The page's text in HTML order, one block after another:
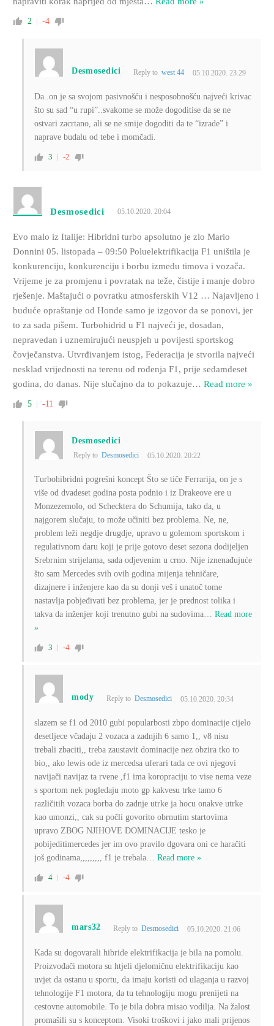
2 -4
Desmosedici Reply to west 44 05.10.2020. 23:29
Da..on je sa svojom pasivnošću i nesposobnošću najveći krivac
što su sad “u rupi”..svakome se može dogoditise da se ne
ostvari zacrtano, ali se ne smije dogoditi da te “izrade” i
naprave budalu od tebe i momčadi.
3 -2
Desmosedici 05.10.2020. 20:04
Evo malo iz Italije: Hibridni turbo apsolutno je zlo Mario
Donnini 05. listopada – 09:50 Poluelektrifikacija F1 uništila je
konkurenciju, konkurenciju i borbu između timova i vozača.
Vrijeme je za promjenu i povratak na teže, čistije i manje dobro
rješenje. Maštajući o povratku atmosferskih V12 … Najavljeno i
buduće opraštanje od Honde samo je izgovor da se ponovi, jer
to za sada pišem. Turbohidrid u F1 najveći je, dosadan,
nepravedan i uznemirujući neuspjeh u povijesti sportskog
čovječanstva. Utvrđivanjem istog, Federacija je stvorila najveći
nesklad vrijednosti na terenu od rođenja F1, prije sedamdeset
godina, do danas. Nije slučajno da to pokazuje… Read more »
5 -11
Desmosedici
Reply to Desmosedici 05.10.2020. 20:22
Turbohibridni pogrešni koncept Što se tiče Ferrarija, on je s
više od dvadeset godina posta podnio i iz Drakeove ere u
Monzezemolo, od Schecktera do Schumija, tako da, u
najgorem slučaju, to može učiniti bez problema. Ne, ne,
problem leži negdje drugdje, upravo u golemom sportskom i
regulativnom daru koji je prije gotovo deset sezona dodijeljen
Srebrnim strijelama, sada odjevenim u crno. Nije iznenađujuće
što sam Mercedes svih ovih godina mijenja tehničare,
dizajnere i inženjere kao da su donji veš i unatoč tome
nastavlja pobjeđivati ​​bez problema, jer je prednost tolika i
takva da inženjer koji trenutno gubi na sudovima… Read more
»
3 -4
mody Reply to Desmosedici 05.10.2020. 20:34
slazem se f1 od 2010 gubi popularbosti zbpo dominacije cijelo
desetljece včadaju 2 vozaca a zadnjih 6 samo 1,, v8 nisu
trebali zbaciti,, treba zaustavit dominacije nez obzira tko to
bio,, ako lewis ode iz mercedsa uferari tada ce ovi njegovi
navijači navijaz ta rvene ,f1 ima koropraciju to vise nema veze
s sportom nek pogledaju moto gp kakvesu trke tamo 6
različitih vozaca borba do zadnje utrke ja hocu onakve utrke
kao umonzi,, cak su počli govorito obrnutim startovima
upravo ZBOG NJIHOVE DOMINACIJE tesko je
pobijeditimercedes jer im ovo pravilo dgovara oni ce haračiti
još godinama,,,,,,,,, f1 je trebala… Read more »
4 -4
mars32 Reply toDesmosedici 05.10.2020. 21:06
Kada su dogovarali hibride elektrifikacija je bila na pomolu.
Proizvođači motora su htjeli djelomičnu elektrifikaciju kao
uvjet da ostanu u sportu, da imaju koristi od ulaganja u razvoj
tehnologije F1 motora, da tu tehnologiju mogu prenijeti na
cestovne automobile. To je bila dobra misao vodilja. Na žalost
promašili su s konceptom. Visoki troškovi i jako mali prijenos